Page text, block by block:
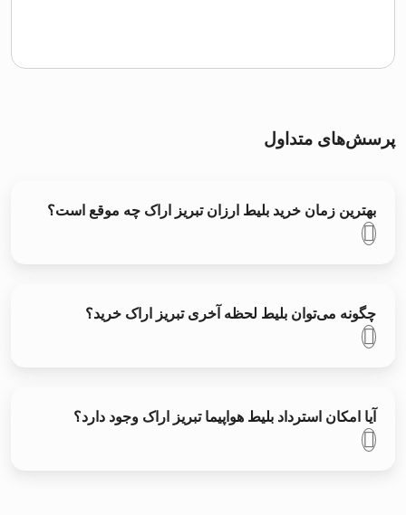
پرسش‌های متداول
بهترین زمان خرید بلیط ارزان تبریز اراک چه موقع است؟
چگونه می‌توان بلیط لحظه آخری تبریز اراک خرید؟
آیا امکان استرداد بلیط هواپیما تبریز اراک وجود دارد؟